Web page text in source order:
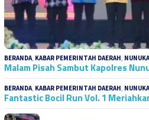
BERANDA, KABAR PEMERINTAH DAERAH,
Malam Pisah Sambut Kapolres
BERANDA, KABAR PEMERINTAH DAERAH,
Fantastic Bocil Run Vol. 1